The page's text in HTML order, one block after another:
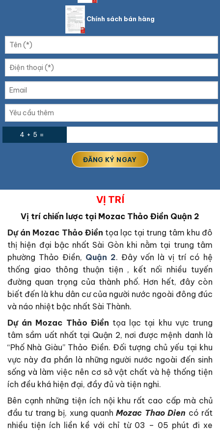
Chính sách bán hàng
4 + 5 =
VỊ TRÍ
Vị trí chiến lược tại Mozac Thảo Điền Quận 2
Dự án Mozac Thảo Điền tọa lạc tại trung tâm khu đô
thị hiện đại bậc nhất Sài Gòn khi nằm tại trung tâm
phường Thảo Điền, Quận 2. Đây vốn là vị trí có hệ
thống giao thông thuận tiện , kết nối nhiều tuyến
đường quan trọng của thành phố. Hơn hết, đây còn
biết đến là khu dân cư của người nước ngoài đông đúc
và náo nhiệt bậc nhất Sài Thành.
Dự án Mozac Thảo Điền tọa lạc tại khu vực trung
tâm sầm uất nhất tại Quận 2, nơi được mệnh danh là
“Phố Nhà Giàu” Thảo Điền. Đối tượng chủ yếu tại khu
vực này đa phần là những người nước ngoài đến sinh
sống và làm việc nên cơ sở vật chất và hệ thống tiện
ích đều khá hiện đại, đầy đủ và tiện nghi.
Bên cạnh những tiện ích nội khu rất cao cấp mà chủ
đầu tư trang bị, xung quanhMozac Thao Dien có rất
nhiều tiện ích liền kề với chỉ từ 03 – 05 phút đi xe